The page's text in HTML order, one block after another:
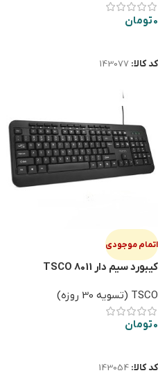
0تومان
کد کالا: 143077
اتمام موجودی
کیبورد سیم دار TSCO 8011
TSCO (تسویه 30 روزه)
0تومان
کد کالا: 143054